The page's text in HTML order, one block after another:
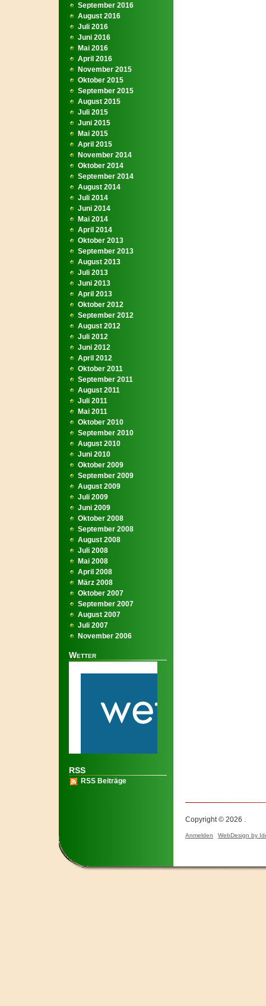
September 2016
August 2016
Juli 2016
Juni 2016
Mai 2016
April 2016
November 2015
Oktober 2015
September 2015
August 2015
Juli 2015
Juni 2015
Mai 2015
April 2015
November 2014
Oktober 2014
September 2014
August 2014
Juli 2014
Juni 2014
Mai 2014
April 2014
Oktober 2013
September 2013
August 2013
Juli 2013
Juni 2013
April 2013
Oktober 2012
September 2012
August 2012
Juli 2012
Juni 2012
April 2012
Oktober 2011
September 2011
August 2011
Juli 2011
Mai 2011
Oktober 2010
September 2010
August 2010
Juni 2010
Oktober 2009
September 2009
August 2009
Juli 2009
Juni 2009
Oktober 2008
September 2008
August 2008
Juli 2008
Mai 2008
April 2008
März 2008
Oktober 2007
September 2007
August 2007
Juli 2007
November 2006
Wetter
RSS
RSS Beiträge
Copyright © 2026 .
Anmelden WebDesign by